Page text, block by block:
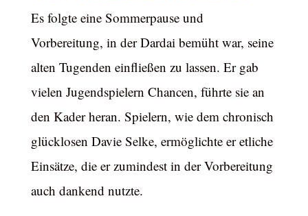
Es folgte eine Sommerpause und
Vorbereitung, in der Dardai bemüht war, seine
alten Tugenden einfließen zu lassen. Er gab
vielen Jugendspielern Chancen, führte sie an
den Kader heran. Spielern, wie dem chronisch
glücklosen Davie Selke, ermöglichte er etliche
Einsätze, die er zumindest in der Vorbereitung
auch dankend nutzte.